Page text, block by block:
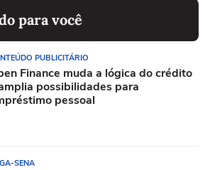
para você
PUBLICITÁRIO
Finance muda a lógica do crédito
possibilidades para
pessoal
SENA